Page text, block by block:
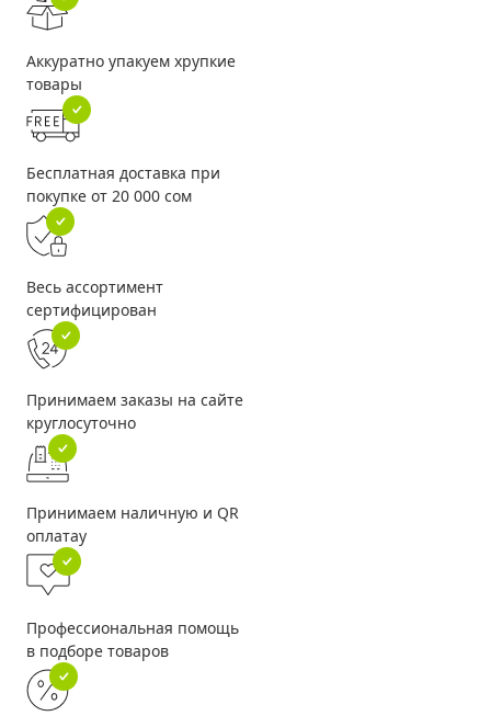
Аккуратно упакуем хрупкие
товары
Бесплатная доставка при
покупке от 20 000 сом
Весь ассортимент
сертифицирован
Принимаем заказы на сайте
круглосуточно
Принимаем наличную и QR
оплатау
Профессиональная помощь
в подборе товаров